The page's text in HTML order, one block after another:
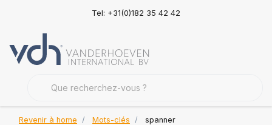
Tel: +31(0)182 35 42 42
Revenir à home Mots-clés spanner